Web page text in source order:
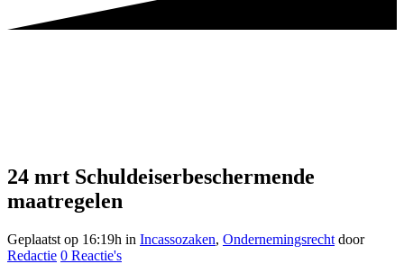
24 mrt Schuldeiserbeschermende
maatregelen
Geplaatst op 16:19h in Incassozaken, Ondernemingsrecht door
Redactie 0 Reactie's